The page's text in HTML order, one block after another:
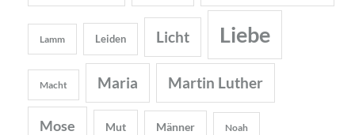
Lamm Leiden Licht Liebe
Macht Maria Martin Luther
Mose Mut Männer Noah